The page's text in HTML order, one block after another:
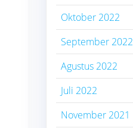
Oktober 2022
September 2022
Agustus 2022
Juli 2022
November 2021